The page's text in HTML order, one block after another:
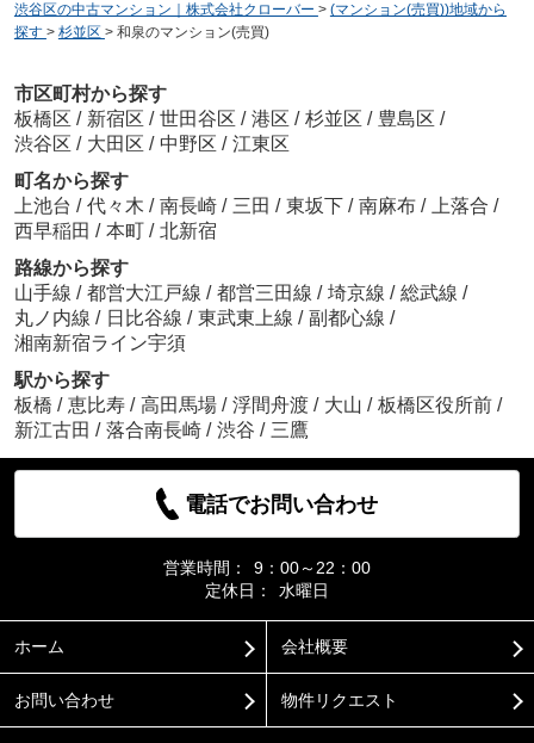
渋谷区の中古マンション｜株式会社クローバー > (マンション(売買))地域から
探す > 杉並区 > 和泉のマンション(売買)
市区町村から探す
板橋区 / 新宿区 / 世田谷区 / 港区 / 杉並区 / 豊島区 /
渋谷区 / 大田区 / 中野区 / 江東区
町名から探す
上池台 / 代々木 / 南長崎 / 三田 / 東坂下 / 南麻布 / 上落合 /
西早稲田 / 本町 / 北新宿
路線から探す
山手線 / 都営大江戸線 / 都営三田線 / 埼京線 / 総武線 /
丸ノ内線 / 日比谷線 / 東武東上線 / 副都心線 /
湘南新宿ライン宇須
駅から探す
板橋 / 恵比寿 / 高田馬場 / 浮間舟渡 / 大山 / 板橋区役所前 /
新江古田 / 落合南長崎 / 渋谷 / 三鷹
電話でお問い合わせ
営業時間：
9：00～22：00
定休日：
水曜日
ホーム 会社概要
お問い合わせ 物件リクエスト